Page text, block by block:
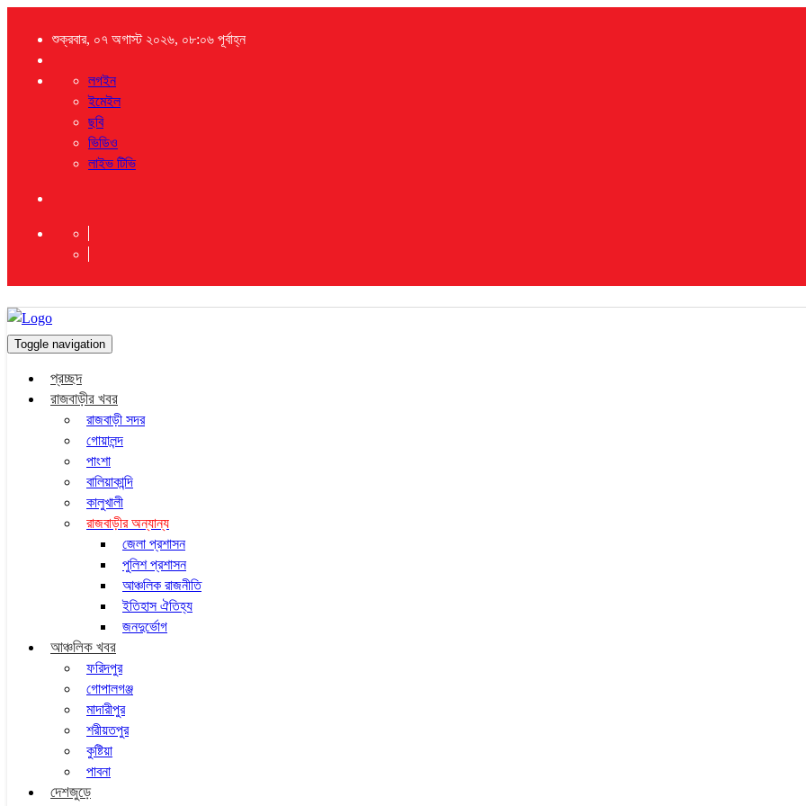
শুক্রবার, ০৭ অগাস্ট ২০২৬, ০৮:০৬ পূর্বাহ্ন
লগইন
ইমেইল
ছবি
ভিডিও
লাইভ টিভি
Toggle navigation
প্রচ্ছদ
রাজবাড়ীর খবর
রাজবাড়ী সদর
গোয়ালন্দ
পাংশা
বালিয়াকান্দি
কালুখালী
রাজবাড়ীর অন্যান্য
জেলা প্রশাসন
পুলিশ প্রশাসন
আঞ্চলিক রাজনীতি
ইতিহাস ঐতিহ্য
জনদুর্ভোগ
আঞ্চলিক খবর
ফরিদপুর
গোপালগঞ্জ
মাদারীপুর
শরীয়তপুর
কুষ্টিয়া
পাবনা
দেশজুড়ে